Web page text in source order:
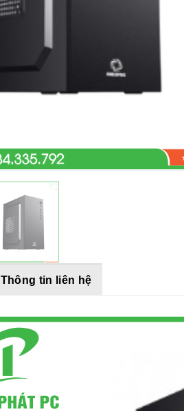
Thông tin liên hệ